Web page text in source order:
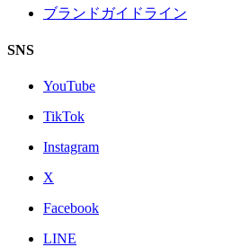
ブランドガイドライン
SNS
YouTube
TikTok
Instagram
X
Facebook
LINE